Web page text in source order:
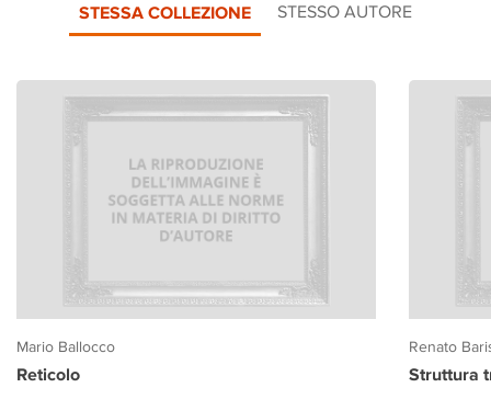
STESSA COLLEZIONE STESSO AUTORE
Mario Ballocco
Reticolo
Renato
Struttura